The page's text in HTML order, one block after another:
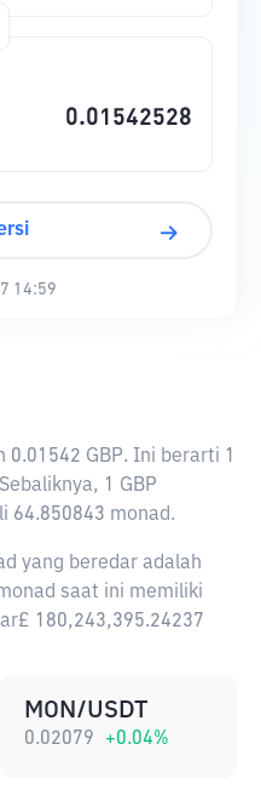
14:59
0.01542 GBP. Ini berarti 1
1 GBP
64.850843 monad.
yang beredar adalah
saat ini memiliki
180,243,395.24237
MON/USDT
0.02079 +0.04%